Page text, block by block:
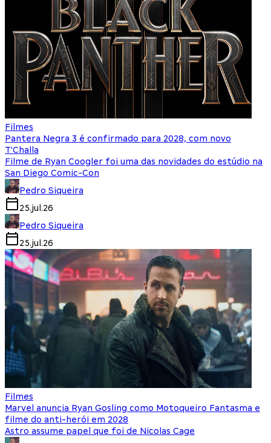
Filmes
Pantera Negra 3 é confirmado para 2028, com novo
T'Challa
Filme de Ryan Coogler foi uma das novidades do estúdio na
San Diego Comic-Con
Pedro Siqueira
25.jul.26
Pedro Siqueira
25.jul.26
Filmes
Marvel anuncia Ryan Gosling como Motoqueiro Fantasma e
filme do anti-herói em 2028
Astro assume papel que foi de Nicolas Cage